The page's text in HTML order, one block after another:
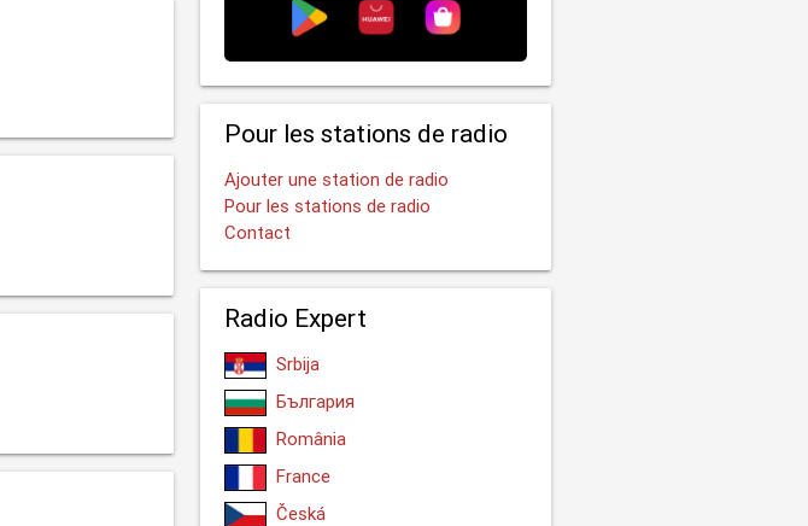
Pour les stations de radio
Ajouter une station de radio
Pour les stations de radio
Contact
Radio Expert
Srbija
България
România
France
Česká